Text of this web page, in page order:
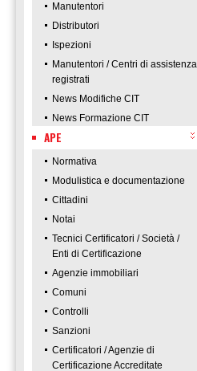
Manutentori
Distributori
Ispezioni
Manutentori / Centri di assistenza
registrati
News Modifiche CIT
News Formazione CIT
APE
Normativa
Modulistica e documentazione
Cittadini
Notai
Tecnici Certificatori / Società /
Enti di Certificazione
Agenzie immobiliari
Comuni
Controlli
Sanzioni
Certificatori / Agenzie di
Certificazione Accreditate